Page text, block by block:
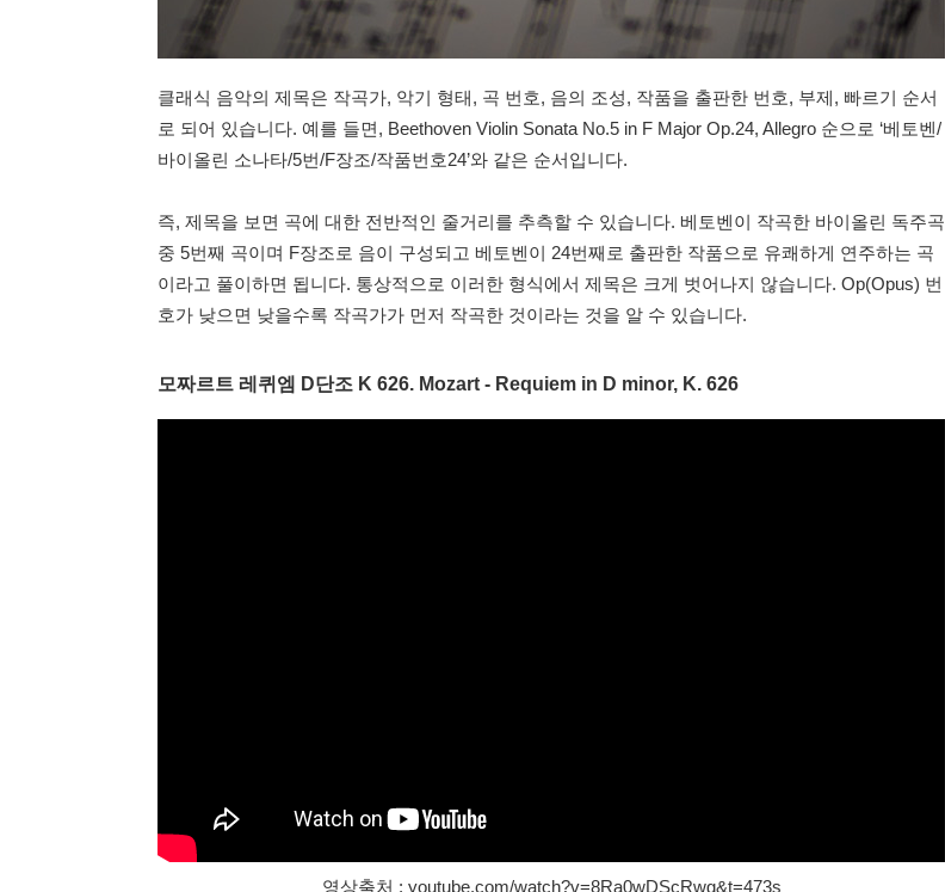
클래식 음악의 제목은 작곡가, 악기 형태, 곡 번호, 음의 조성, 작품을 출판한 번호, 부제, 빠르기 순서
로 되어 있습니다. 예를 들면, Beethoven Violin Sonata No.5 in F Major Op.24, Allegro 순으로 ‘베토벤/
바이올린 소나타/5번/F장조/작품번호24’와 같은 순서입니다.
즉, 제목을 보면 곡에 대한 전반적인 줄거리를 추측할 수 있습니다. 베토벤이 작곡한 바이올린 독주곡
중 5번째 곡이며 F장조로 음이 구성되고 베토벤이 24번째로 출판한 작품으로 유쾌하게 연주하는 곡
이라고 풀이하면 됩니다. 통상적으로 이러한 형식에서 제목은 크게 벗어나지 않습니다. Op(Opus) 번
호가 낮으면 낮을수록 작곡가가 먼저 작곡한 것이라는 것을 알 수 있습니다.
모짜르트 레퀴엠 D단조 K 626. Mozart - Requiem in D minor, K. 626
영상출처 : youtube.com/watch?v=8Ra0wDScRwg&t=473s